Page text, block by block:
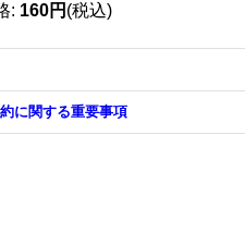
: 160円 (税込)
に関する重要事項